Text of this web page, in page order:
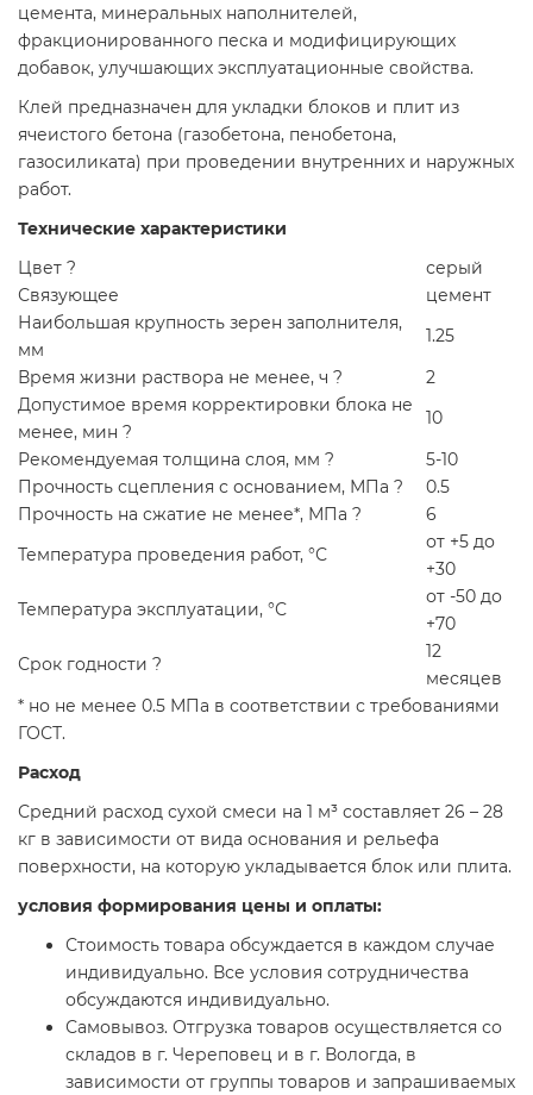
цемента, минеральных наполнителей,
фракционированного песка и модифицирующих
добавок, улучшающих эксплуатационные свойства.
Клей предназначен для укладки блоков и плит из
ячеистого бетона (газобетона, пенобетона,
газосиликата) при проведении внутренних и наружных
работ.
Технические характеристики
Цвет ?
серый
Связующее
цемент
Наибольшая крупность зерен заполнителя,
мм
1.25
Время жизни раствора не менее, ч ?
2
Допустимое время корректировки блока не
менее, мин ?
10
Рекомендуемая толщина слоя, мм ?
5-10
Прочность сцепления с основанием, МПа ?
0.5
Прочность на сжатие не менее*, МПа ?
6
Температура проведения работ, °С
от +5 до
+30
Температура эксплуатации, °С
от -50 до
+70
Срок годности ?
12
месяцев
* но не менее 0.5 МПа в соответствии с требованиями
ГОСТ.
Расход
Средний расход сухой смеси на 1 м³ составляет 26 – 28
кг в зависимости от вида основания и рельефа
поверхности, на которую укладывается блок или плита.
условия формирования цены и оплаты:
Стоимость товара обсуждается в каждом случае
индивидуально. Все условия сотрудничества
обсуждаются индивидуально.
Самовывоз. Отгрузка товаров осуществляется со
складов в г. Череповец и в г. Вологда, в
зависимости от группы товаров и запрашиваемых